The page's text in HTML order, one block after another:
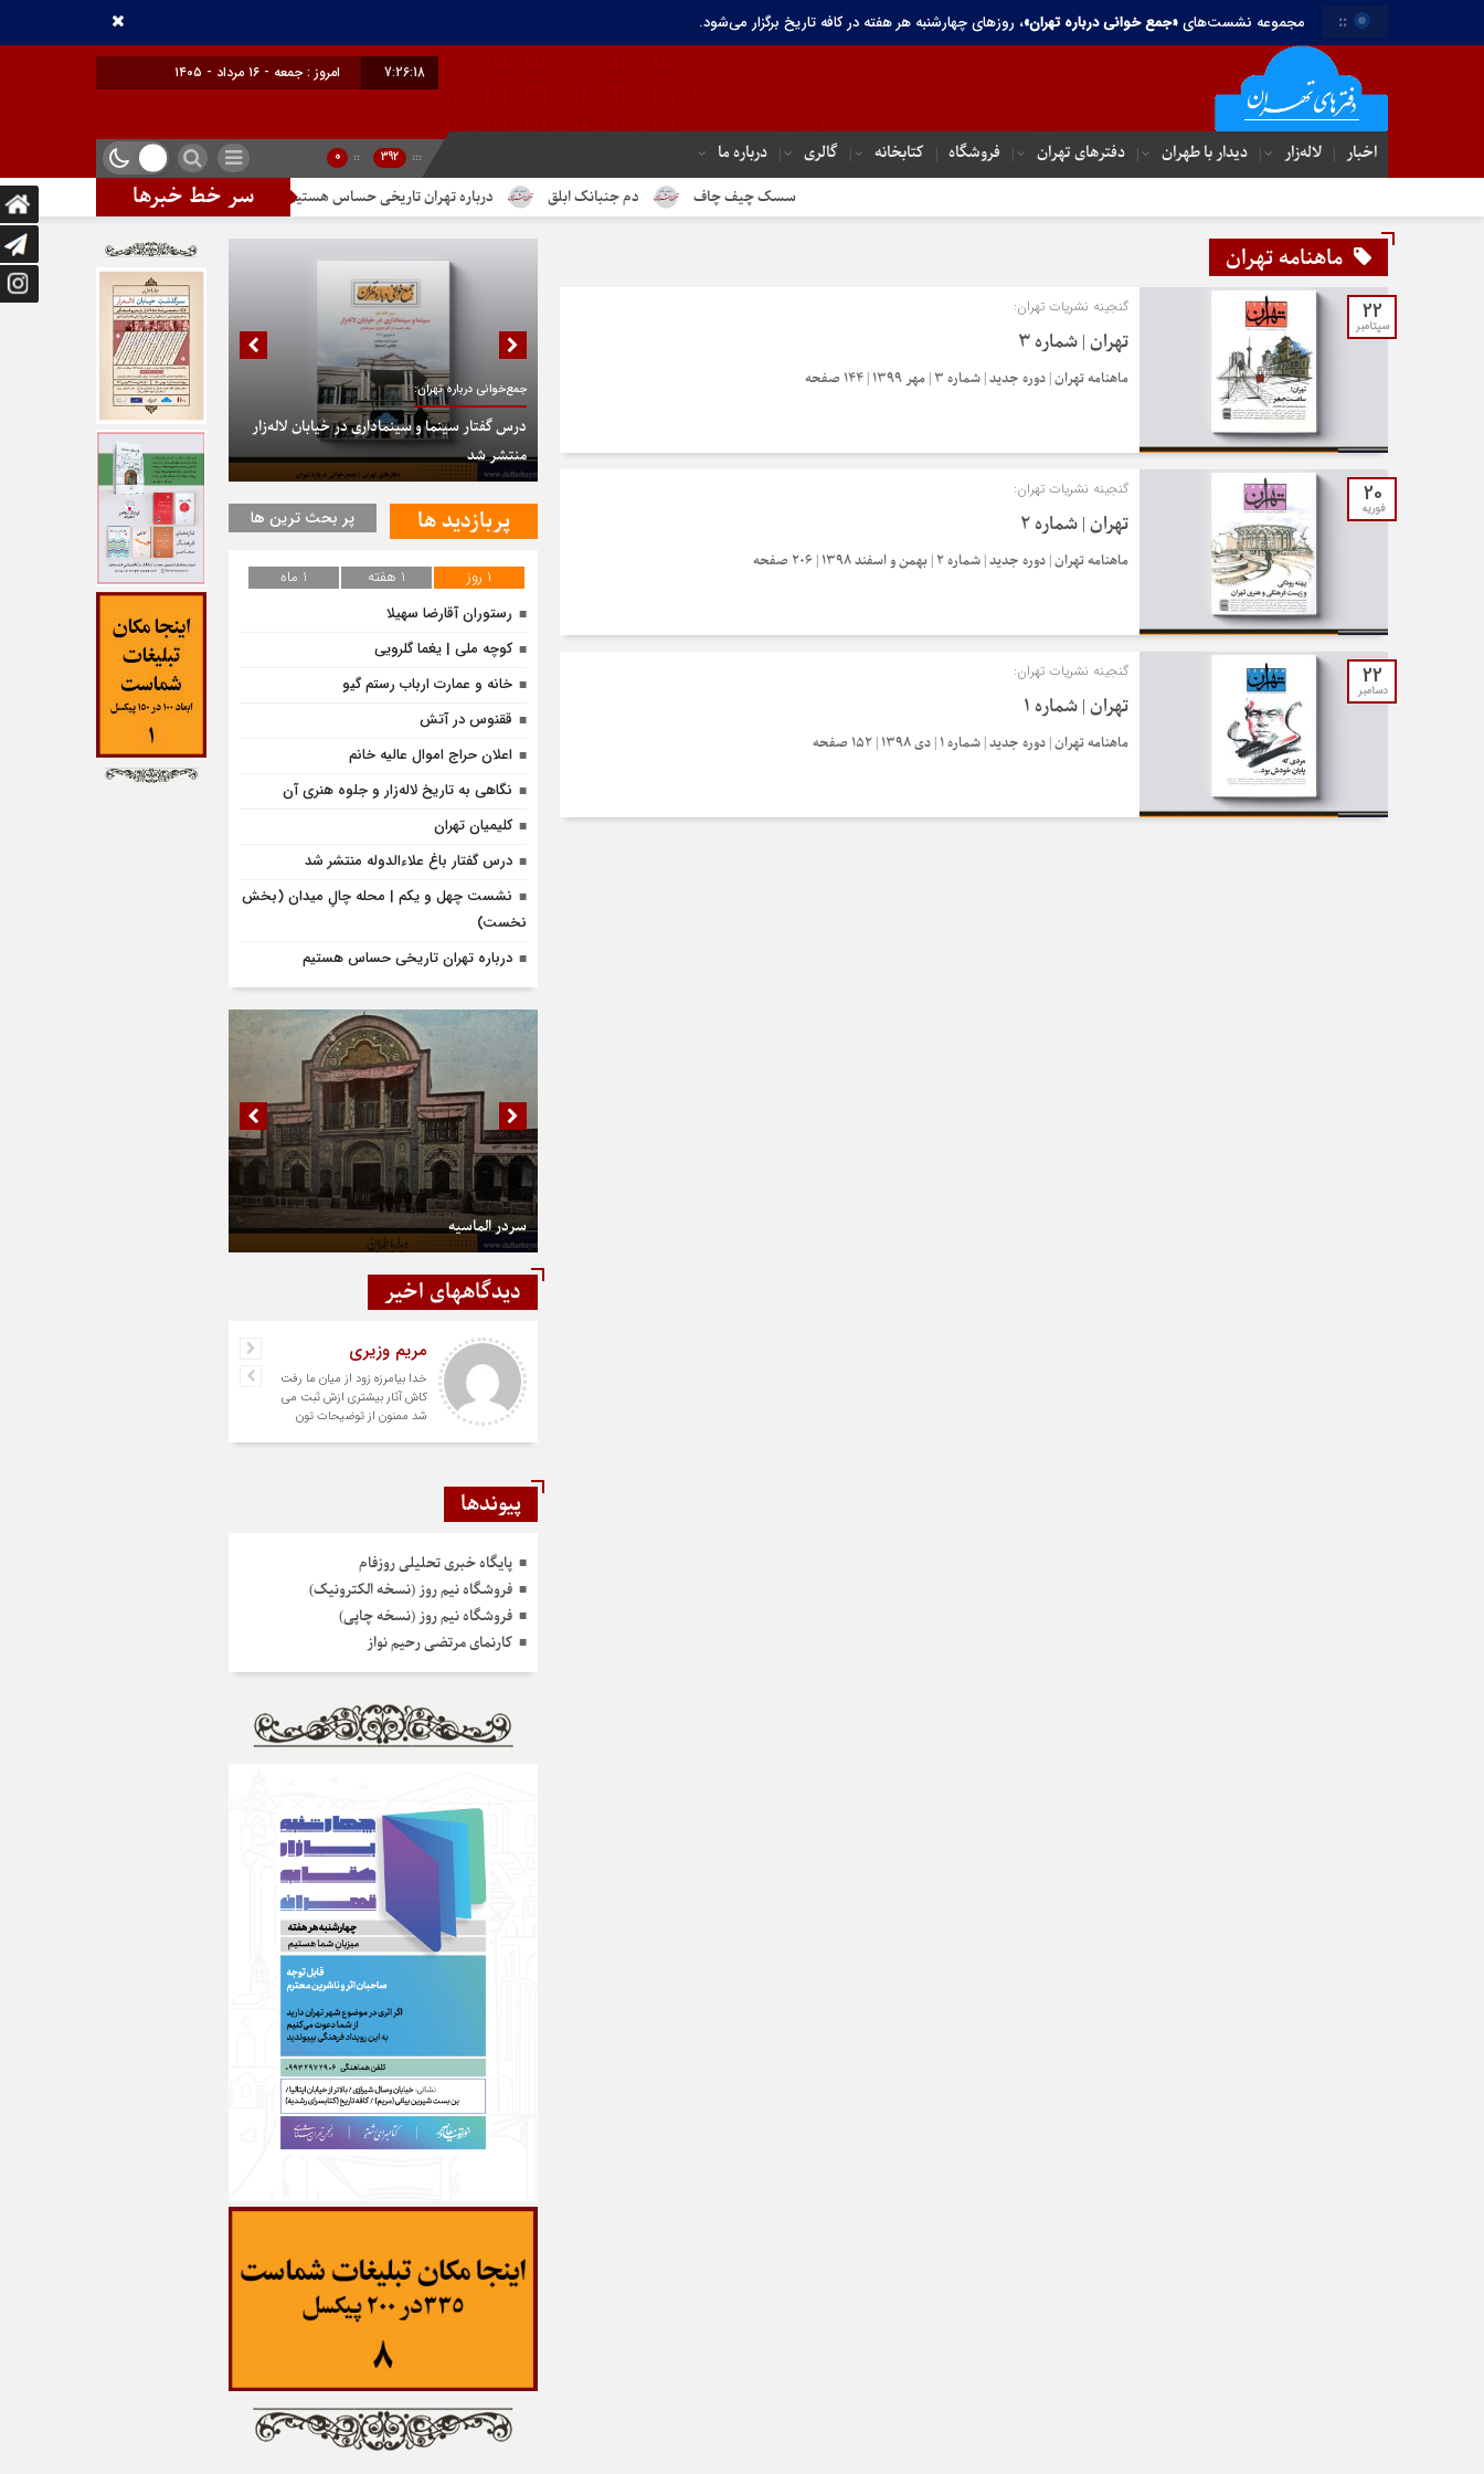
:: مجموعه نشست‌های«جمع خوانی درباره تهران»، روزهای چهارشنبه هر هفته در کافه تاریخ برگزار می‌شود.
7:26:18 امروز : جمعه - ۱۶ مرداد - ۱۴۰۵
اخبار لاله‌زار دیدار با طهران دفترهای تهران‌ فروشگاه کتابخانه گالری درباره ما :::
392
::
0
سر خط خبرها سسک چیف چاف دم جنبانک ابلق درباره تهران تاریخی حساس هستیم تندیس مولانا در میدان خیام در پایتخت
ماهنامه تهران
22
سپتامبر
گنجینه نشریات تهران:
تهران | شماره ۳
ماهنامه تهران | دوره جدید | شماره 3 | مهر 1399 | 144 صفحه
20
فوریه
گنجینه نشریات تهران:
تهران | شماره ۲
ماهنامه تهران | دوره جدید | شماره ۲ | بهمن و اسفند ۱۳۹۸ | ۲۰۶ صفحه
22
دسامبر
گنجینه نشریات تهران:
تهران | شماره ۱
ماهنامه تهران | دوره جدید | شماره ۱ | دی ۱۳۹۸ | ۱۵۲ صفحه
جمع‌خوانی درباره تهران:
درس گفتار سینما و سینماداری در خیابان لاله‌زار
منتشر شد
پربازدید ها پر بحث ترین ها
1 روز 1 هفته
1 ماه
رستوران آقارضا سهیلا
کوچه ملی | یغما گلرویی
خانه و عمارت ارباب رستم گیو
ققنوس در آتش
اعلان حراج اموال عالیه خانم
نگاهی به تاریخ لاله‌زار و جلوه هنری آن
کلیمیان تهران
درس‌ گفتار باغ علاءالدوله منتشر شد
نشست چهل و یکم | محله چالِ میدان (بخش
نخست)
درباره تهران تاریخی حساس هستیم
سردر الماسیه
دیدگاههای اخیر
مریم وزیری
خدا بیامرزه زود از میان ما رفت
کاش آثار بیشتری ازش ثبت می
شد ممنون از توضیحات تون
پیوندها
پایگاه خبری تحلیلی روزفام
فروشگاه نیم روز (نسخه الکترونیک)
فروشگاه نیم روز (نسخه چاپی)
کارنمای مرتضی رحیم نواز